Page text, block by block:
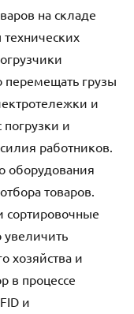
на складе
перемещать грузы
и
и
работников.
оборудования
товаров.
сортировочные
увеличить
хозяйства и
в процессе
и